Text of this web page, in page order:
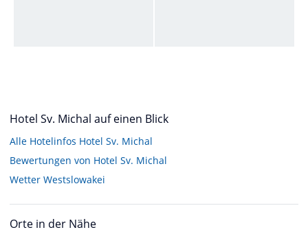
Hotel Sv. Michal auf einen Blick
Alle Hotelinfos Hotel Sv. Michal
Bewertungen von Hotel Sv. Michal
Wetter Westslowakei
Orte in der Nähe